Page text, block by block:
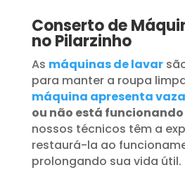
Conserto de
no Pilarzinho
As máquinas de lavar
para manter a roupa
máquina apresenta
ou não está
nossos técnicos têm a
restaurá-la ao
prolongando sua vida útil.